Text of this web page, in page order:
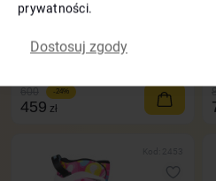
Avian czarny
-24%
459 zł
prywatności.
Dostosuj zgody